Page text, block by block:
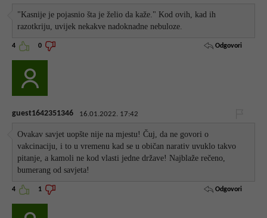
"Kasnije je pojasnio šta je želio da kaže." Kod ovih, kad ih
razotkriju, uvijek nekakve nadoknadne nebuloze.
4 0 Odgovori
guest1642351346 16.01.2022. 17:42
Ovakav savjet uopšte nije na mjestu! Čuj, da ne govori o
vakcinaciju, i to u vremenu kad se u običan narativ uvuklo takvo
pitanje, a kamoli ne kod vlasti jedne države! Najblaže rečeno,
bumerang od savjeta!
4 1 Odgovori